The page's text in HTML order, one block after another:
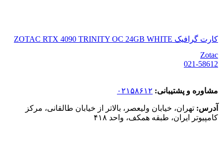
کارت گرافیک ZOTAC RTX 4090 TRINITY OC 24GB WHITE
Zotac
021-58612
مشاوره و پشتیبانی: ۰۲۱۵۸۶۱۲
آدرس: تهران، خیابان ولیعصر، بالاتر از خیابان طالقانی، مرکز
کامپیوتر ایران، طبقه همکف، واحد ۴۱۸